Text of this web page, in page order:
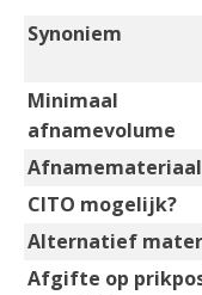
Synoniem
Minimaal
afnamevolume
Afnamemateriaal
CITO mogelijk?
Alternatief
Afgifte op